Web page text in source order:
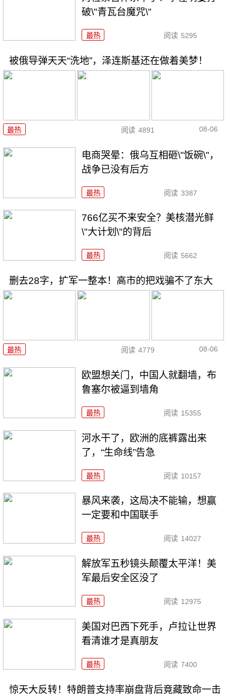
破\"青瓦台魔咒\"
最热 阅读 5295
被俄导弹天天“洗地”，泽连斯基还在做着美梦！
最热 阅读 4891 08-06
电商哭晕：俄乌互相砸\"饭碗\"，
战争已没有后方
最热 阅读 3387
766亿买不来安全？美核潜光鲜
\"大计划\"的背后
最热 阅读 5662
删去28字，扩军一整本！高市的把戏骗不了东大
最热 阅读 4779 08-06
欧盟想关门，中国人就翻墙，布
鲁塞尔被逼到墙角
最热 阅读 15355
河水干了，欧洲的底裤露出来
了，“生命线”告急
最热 阅读 10157
暴风来袭，这局决不能输，想赢
一定要和中国联手
最热 阅读 14027
解放军五秒镜头颠覆太平洋！美
军最后安全区没了
最热 阅读 12975
美国对巴西下死手，卢拉让世界
看清谁才是真朋友
最热 阅读 7400
惊天大反转！特朗普支持率崩盘背后竟藏致命一击